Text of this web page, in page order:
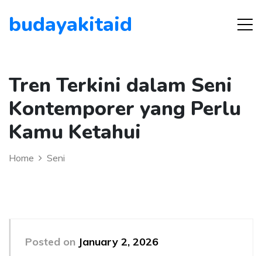
budayakitaid
Tren Terkini dalam Seni
Kontemporer yang Perlu
Kamu Ketahui
Home Seni
Posted on January 2, 2026